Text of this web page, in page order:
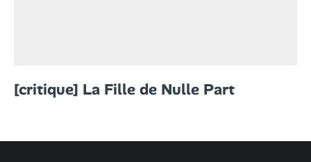
[critique] La Fille de Nulle Part